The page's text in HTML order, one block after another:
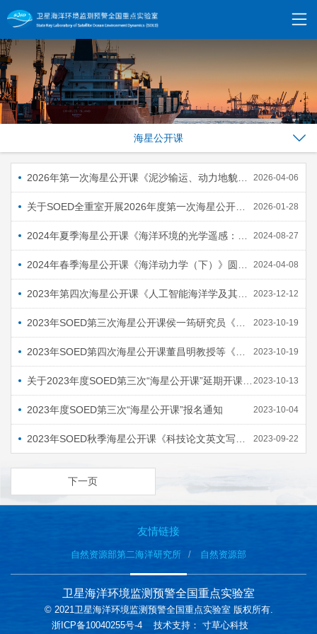
海星公开课
2026年第一次海星公开课《泥沙输运、动力地貌及近海生态系统》圆满结课 2026-04-06
关于SOED全重室开展2026年度第一次海星公开课 《泥沙输运，动力地貌及近海生态系统》的通知 2026-01-28
2024年夏季海星公开课《海洋环境的光学遥感：算法与应用》圆满结课 2024-08-27
2024年春季海星公开课《海洋动力学（下）》圆满结课 2024-04-08
2023年第四次海星公开课《人工智能海洋学及其应用》圆满结课 2023-12-12
2023年SOED第三次海星公开课侯一筠研究员《海洋动力学》（上）报名通知 2023-10-19
2023年SOED第四次海星公开课董昌明教授等《人工智能海洋学及其应用》报名通知 2023-10-19
关于2023年度SOED第三次“海星公开课”延期开课的通知 2023-10-13
2023年度SOED第三次“海星公开课”报名通知 2023-10-04
2023年SOED秋季海星公开课《科技论文英文写作与交流（上）》圆满结课 2023-09-22
下一页
友情链接
自然资源部第二海洋研究所 自然资源部
卫星海洋环境监测预警全国重点实验室
© 2021卫星海洋环境监测预警全国重点实验室 版权所有.
浙ICP备10040255号-4 技术支持： 寸草心科技